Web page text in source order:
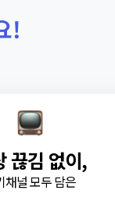
!
끊김 없이,
채널 모두 담은